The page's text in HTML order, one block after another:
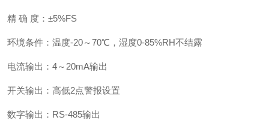
精 确 度：±5%FS
环境条件：温度-20～70℃，湿度0-85%RH不结露
电流输出：4～20mA输出
开关输出：高低2点警报设置
数字输出：RS-485输出